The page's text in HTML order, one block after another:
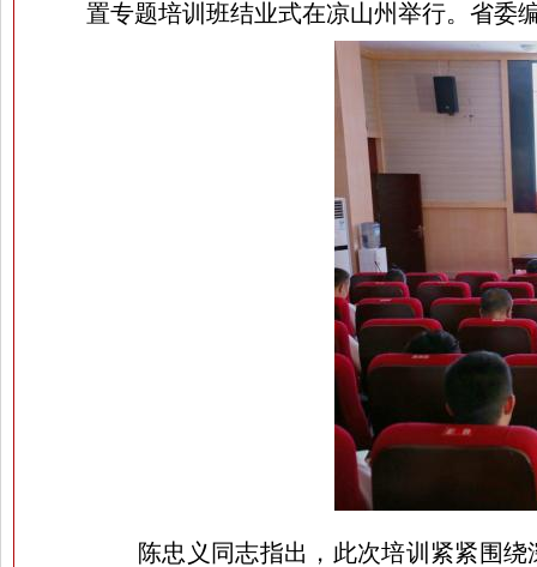
置专题培训班结业式在凉山州举行。省委
陈忠义同志指出，此次培训紧紧围